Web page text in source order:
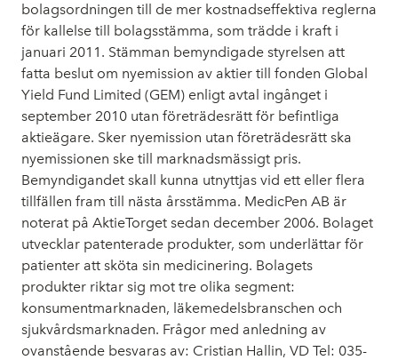
bolagsordningen till de mer kostnadseffektiva reglerna
för kallelse till bolagsstämma, som trädde i kraft i
januari 2011. Stämman bemyndigade styrelsen att
fatta beslut om nyemission av aktier till fonden Global
Yield Fund Limited (GEM) enligt avtal ingånget i
september 2010 utan företrädesrätt för befintliga
aktieägare. Sker nyemission utan företrädesrätt ska
nyemissionen ske till marknadsmässigt pris.
Bemyndigandet skall kunna utnyttjas vid ett eller flera
tillfällen fram till nästa årsstämma. MedicPen AB är
noterat på AktieTorget sedan december 2006. Bolaget
utvecklar patenterade produkter, som underlättar för
patienter att sköta sin medicinering. Bolagets
produkter riktar sig mot tre olika segment:
konsumentmarknaden, läkemedelsbranschen och
sjukvårdsmarknaden. Frågor med anledning av
ovanstående besvaras av: Cristian Hallin, VD Tel: 035-